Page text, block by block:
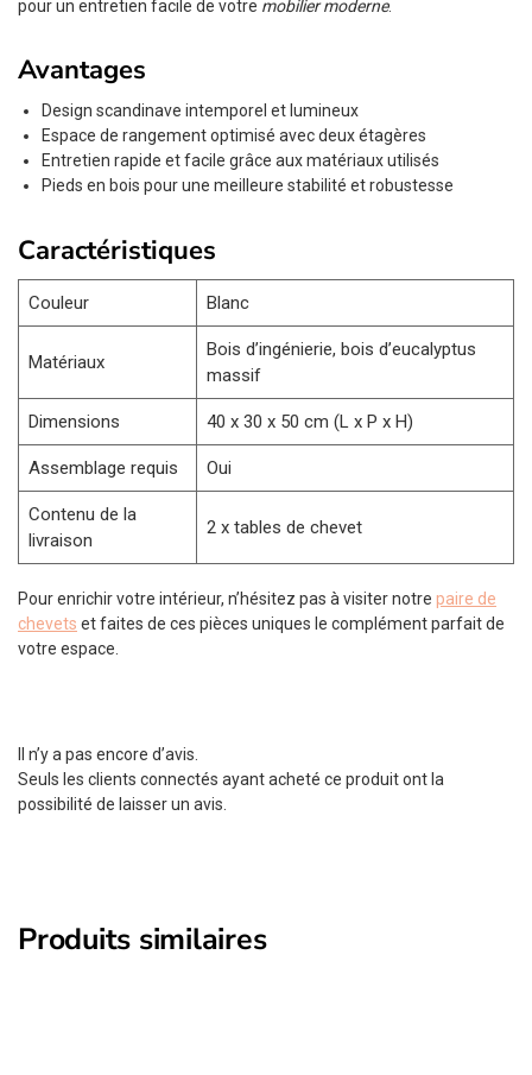
pour un entretien facile de votre mobilier moderne.
Avantages
Design scandinave intemporel et lumineux
Espace de rangement optimisé avec deux étagères
Entretien rapide et facile grâce aux matériaux utilisés
Pieds en bois pour une meilleure stabilité et robustesse
Caractéristiques
Couleur Blanc
Matériaux
Bois d’ingénierie, bois d’eucalyptus
massif
Dimensions 40 x 30 x 50 cm (L x P x H)
Assemblage requis Oui
Contenu de la
livraison
2 x tables de chevet
Pour enrichir votre intérieur, n’hésitez pas à visiter notre paire de
chevets et faites de ces pièces uniques le complément parfait de
votre espace.
Il n’y a pas encore d’avis.
Seuls les clients connectés ayant acheté ce produit ont la
possibilité de laisser un avis.
Produits similaires